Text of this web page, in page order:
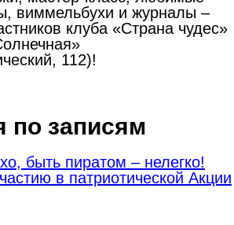
виммельбухи и журналы –
клуба «Страна чудес»
112)!
по записям
быть пиратом – нелегко!
в патриотической Акции